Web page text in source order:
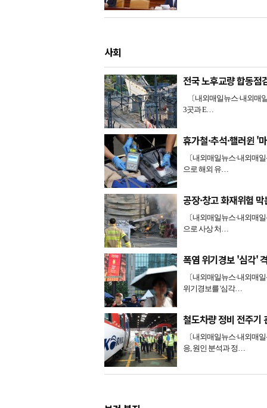
사회
전국 노후교량 합동점
〔내외매일뉴스·내외매
3곳과 E…
휴가철·추석·핼러윈 '
〔내외매일뉴스·내외매
으로 해외 유…
공장·창고 화재위험
〔내외매일뉴스·내외매
으로 사상 처…
폭염 위기경보 '심각'
〔내외매일뉴스·내외매
위기경보를 '심각…
철도차량 정비 전주
〔내외매일뉴스·내외매
응, 원인 분석과 정…